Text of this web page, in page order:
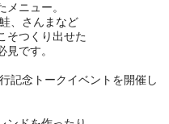
ニュー。
、さんまなど
そつくり出せた
です。
記念トークイベントを開催し